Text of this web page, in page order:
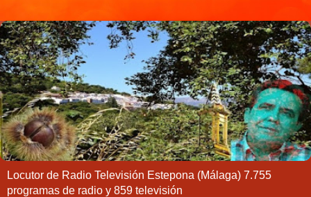
Locutor de Radio Televisión Estepona (Málaga) 7.755
programas de radio y 859 televisión